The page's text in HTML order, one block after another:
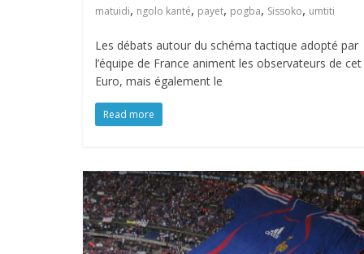
matuidi, ngolo kanté, payet, pogba, Sissoko, umtiti
Les débats autour du schéma tactique adopté par
l’équipe de France animent les observateurs de cet
Euro, mais également le
Read more